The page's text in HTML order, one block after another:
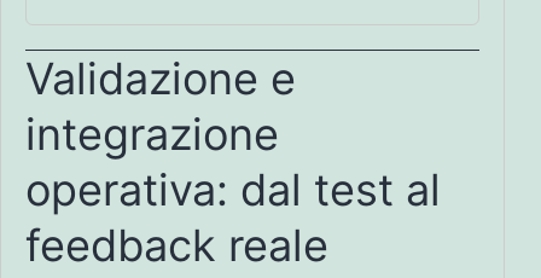
Validazione e
integrazione
operativa: dal test al
feedback reale